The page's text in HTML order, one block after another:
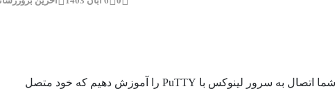
در این مقاله، قصد داریم به شما اتصال به سرور لینوکس با PuTTY را آموزش دهیم که خود متصل